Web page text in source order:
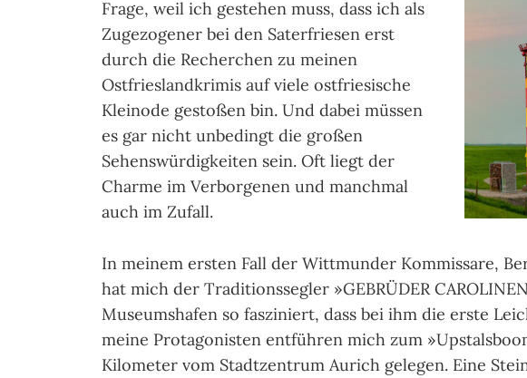
Frage, weil ich gestehen muss, dass ich als
Zugezogener bei den Saterfriesen erst
durch die Recherchen zu meinen
Ostfrieslandkrimis auf viele ostfriesische
Kleinode gestoßen bin. Und dabei müssen
es gar nicht unbedingt die großen
Sehenswürdigkeiten sein. Oft liegt der
Charme im Verborgenen und manchmal
auch im Zufall.
In meinem ersten Fall der Wittmunder Kommissare,
hat mich der Traditionssegler »GEBRÜDER
Museumshafen so fasziniert, dass bei ihm die erste
meine Protagonisten entführen mich zum
Kilometer vom Stadtzentrum Aurich gelegen. Eine